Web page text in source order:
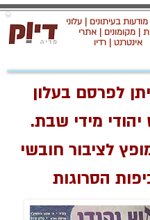
בעיתונים | עלוני
| מקומונים | אתרי
לפרסם בעלון
מידי שבת.
לציבור חובשי
הסרוגות